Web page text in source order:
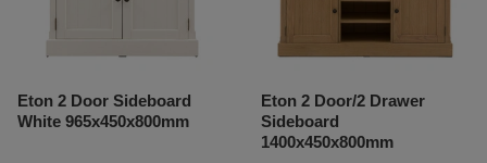
Eton 2 Door Sideboard
White 965x450x800mm
Eton 2 Door/2 Drawer
Sideboard
1400x450x800mm